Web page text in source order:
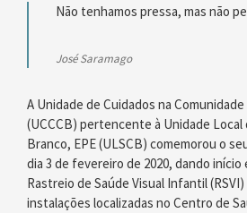
Não tenhamos pressa, mas não
José Saramago
A Unidade de Cuidados na
(UCCCB) pertencente à Unidade Local
Branco, EPE (ULSCB) comemorou o
dia 3 de fevereiro de 2020, dando início
Rastreio de Saúde Visual Infantil
instalações localizadas no Centro de